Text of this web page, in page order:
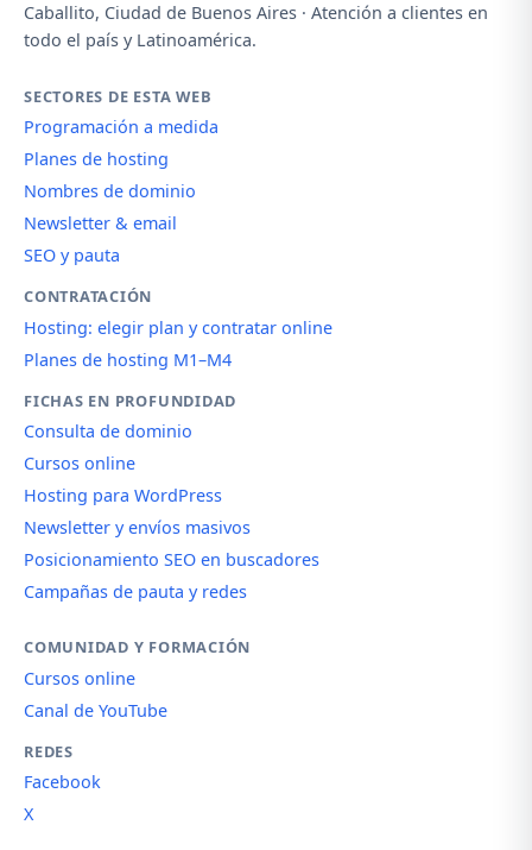
Caballito, Ciudad de Buenos Aires · Atención a clientes en
todo el país y Latinoamérica.
SECTORES DE ESTA WEB
Programación a medida
Planes de hosting
Nombres de dominio
Newsletter & email
SEO y pauta
CONTRATACIÓN
Hosting: elegir plan y contratar online
Planes de hosting M1–M4
FICHAS EN PROFUNDIDAD
Consulta de dominio
Cursos online
Hosting para WordPress
Newsletter y envíos masivos
Posicionamiento SEO en buscadores
Campañas de pauta y redes
COMUNIDAD Y FORMACIÓN
Cursos online
Canal de YouTube
REDES
Facebook
X